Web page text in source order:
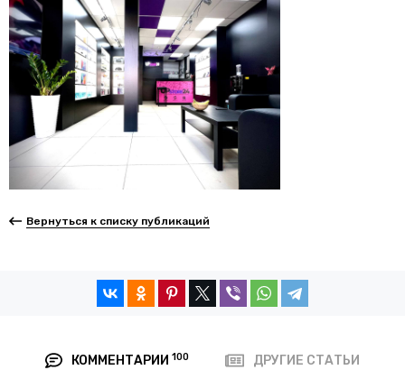
Вернуться к списку публикаций
КОММЕНТАРИИ 100 ДРУГИЕ СТАТЬИ